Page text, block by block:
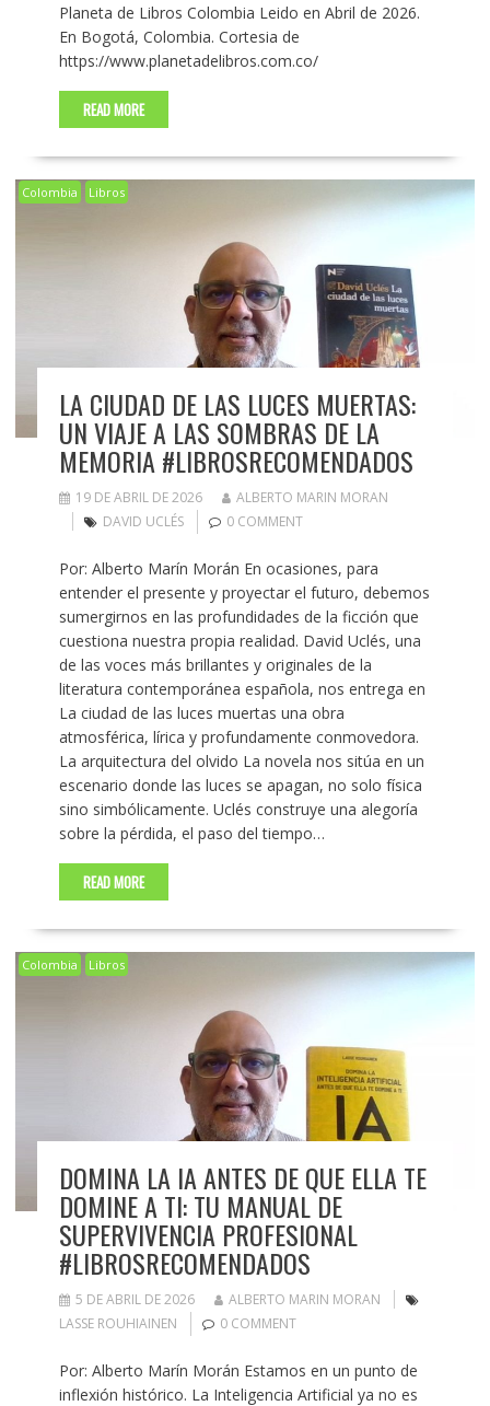
Planeta de Libros Colombia Leido en Abril de 2026.
En Bogotá, Colombia. Cortesia de
https://www.planetadelibros.com.co/
READ MORE
Colombia Libros
LA CIUDAD DE LAS LUCES MUERTAS:
UN VIAJE A LAS SOMBRAS DE LA
MEMORIA #LIBROSRECOMENDADOS
19 DE ABRIL DE 2026
ALBERTO MARIN MORAN
DAVID UCLÉS
0 COMMENT
Por: Alberto Marín Morán En ocasiones, para
entender el presente y proyectar el futuro, debemos
sumergirnos en las profundidades de la ficción que
cuestiona nuestra propia realidad. David Uclés, una
de las voces más brillantes y originales de la
literatura contemporánea española, nos entrega en
La ciudad de las luces muertas una obra
atmosférica, lírica y profundamente conmovedora.
La arquitectura del olvido La novela nos sitúa en un
escenario donde las luces se apagan, no solo física
sino simbólicamente. Uclés construye una alegoría
sobre la pérdida, el paso del tiempo…
READ MORE
Colombia Libros
DOMINA LA IA ANTES DE QUE ELLA TE
DOMINE A TI: TU MANUAL DE
SUPERVIVENCIA PROFESIONAL
#LIBROSRECOMENDADOS
5 DE ABRIL DE 2026
ALBERTO MARIN MORAN
LASSE ROUHIAINEN
0 COMMENT
Por: Alberto Marín Morán Estamos en un punto de
inflexión histórico. La Inteligencia Artificial ya no es